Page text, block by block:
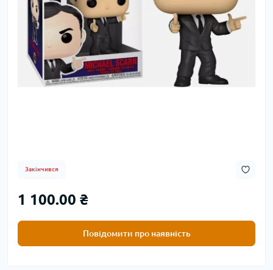
Закінчився
1 100.00 ₴
Повідомити про наявність